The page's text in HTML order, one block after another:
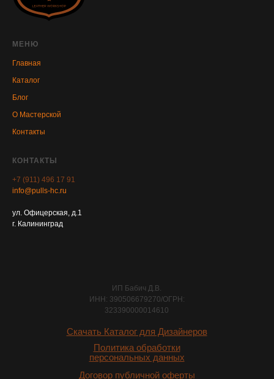
МЕНЮ
Главная
Каталог
Блог
О Мастерской
Контакты
КОНТАКТЫ
+7 (911) 496 17 91
info@pulls-hc.ru
ул. Офицерская, д.1
г. Калининград
Договор публичной оферты
Политика обработки
персональных данных
Скачать Каталог для Дизайнеров
ИП Бабич Д.В.
ИНН: 390506679270/ОГРН:
323390000014610